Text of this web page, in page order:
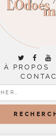
À PROPOS